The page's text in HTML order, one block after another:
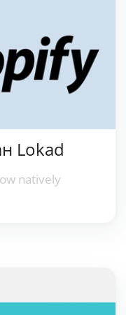
Lokad
natively